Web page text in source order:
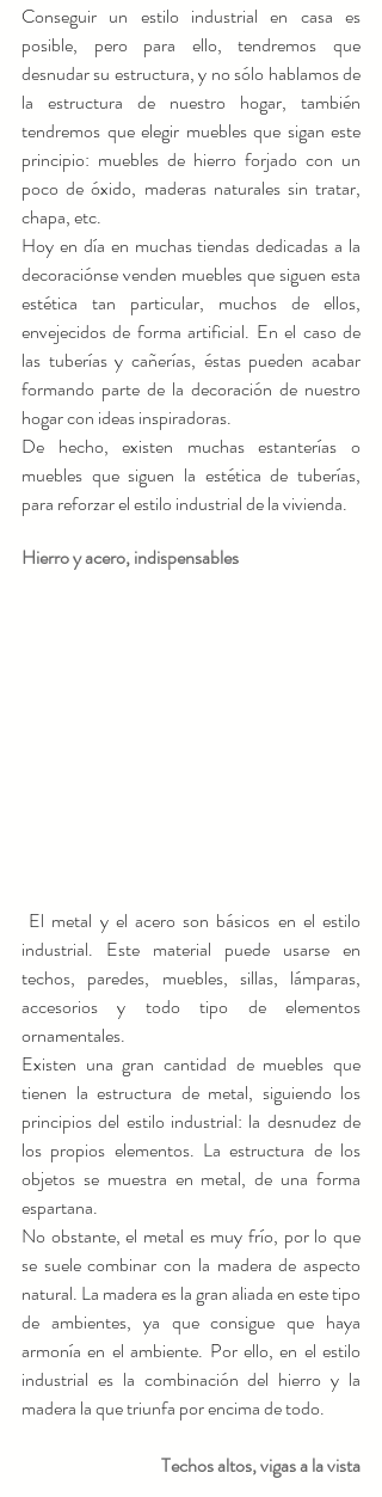
Conseguir un estilo industrial en casa es
posible, pero para ello, tendremos que
desnudar su estructura, y no sólo hablamos de
la estructura de nuestro hogar, también
tendremos que elegir muebles que sigan este
principio: muebles de hierro forjado con un
poco de óxido, maderas naturales sin tratar,
chapa, etc.
Hoy en día en muchas tiendas dedicadas a la
decoraciónse venden muebles que siguen esta
estética tan particular, muchos de ellos,
envejecidos de forma artificial. En el caso de
las tuberías y cañerías, éstas pueden acabar
formando parte de la decoración de nuestro
hogar con ideas inspiradoras.
De hecho, existen muchas estanterías o
muebles que siguen la estética de tuberías,
para reforzar el estilo industrial de la vivienda.
Hierro y acero, indispensables
industrial. Este material puede usarse en
techos, paredes, muebles, sillas, lámparas,
accesorios y todo tipo de elementos
ornamentales.
Existen una gran cantidad de muebles que
tienen la estructura de metal, siguiendo los
principios del estilo industrial: la desnudez de
los propios elementos. La estructura de los
objetos se muestra en metal, de una forma
espartana.
No obstante, el metal es muy frío, por lo que
se suele combinar con la madera de aspecto
natural. La madera es la gran aliada en este tipo
de ambientes, ya que consigue que haya
armonía en el ambiente. Por ello, en el estilo
industrial es la combinación del hierro y la
madera la que triunfa por encima de todo.
Techos altos, vigas a la vista